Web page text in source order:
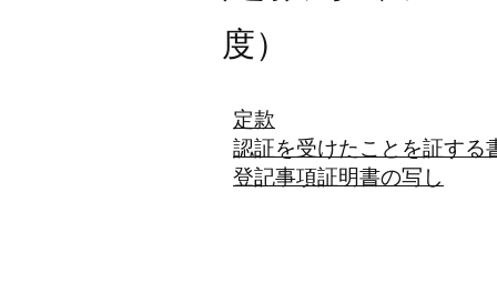
度）
​定款
認証を受けたことを証する
登記事項証明書の写し